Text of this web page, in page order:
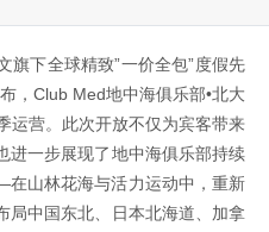
旗下全球精致”一价全包”度假先
，Club Med地中海俱乐部•北大
运营。此次开放不仅为宾客带来
进一步展现了地中海俱乐部持续
山林花海与活力运动中，重新
局中国东北、日本北海道、加拿